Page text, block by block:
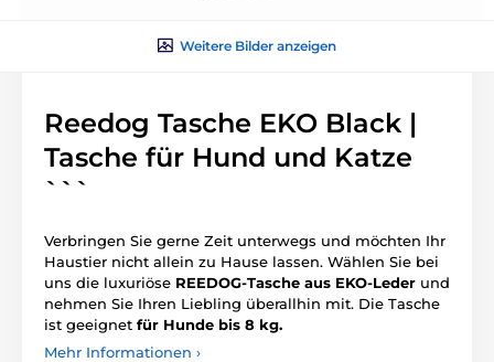
Weitere Bilder anzeigen
Reedog Tasche EKO Black |
Tasche für Hund und Katze
```
Verbringen Sie gerne Zeit unterwegs und möchten Ihr
Haustier nicht allein zu Hause lassen. Wählen Sie bei
uns die luxuriöse REEDOG-Tasche aus EKO-Leder und
nehmen Sie Ihren Liebling überallhin mit. Die Tasche
ist geeignet für Hunde bis 8 kg.
Mehr Informationen ›